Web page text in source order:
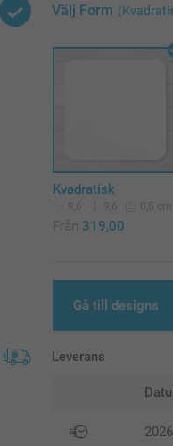
Välj Form
Kvadratisk
9,6 9,6 0,5 cm
Från 319,00
Gå till designs
Leverans